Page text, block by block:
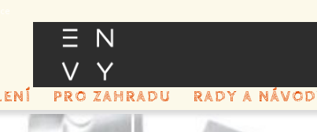
PRO ZAHRADU RADY A